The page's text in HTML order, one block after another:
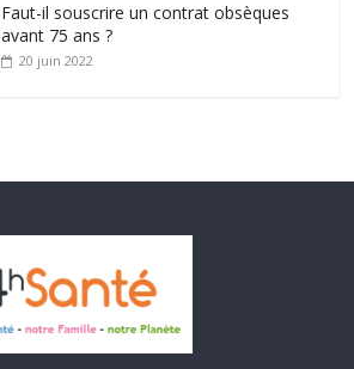
Faut-il souscrire un contrat obsèques
avant 75 ans ?
20 juin 2022